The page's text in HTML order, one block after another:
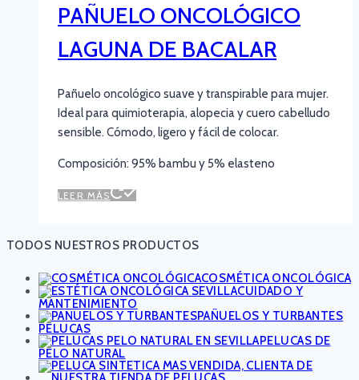
PAÑUELO ONCOLÓGICO
LAGUNA DE BACALAR
Pañuelo oncológico suave y transpirable para mujer.
Ideal para quimioterapia, alopecia y cuero cabelludo
sensible. Cómodo, ligero y fácil de colocar.
Composición: 95% bambu y 5% elasteno
LEER MÁS
TODOS NUESTROS PRODUCTOS
COSMÉTICA ONCOLÓGICA
CUIDADO Y
MANTENIMIENTO
PAÑUELOS Y TURBANTES
PELUCAS
PELUCAS DE
PELO NATURAL